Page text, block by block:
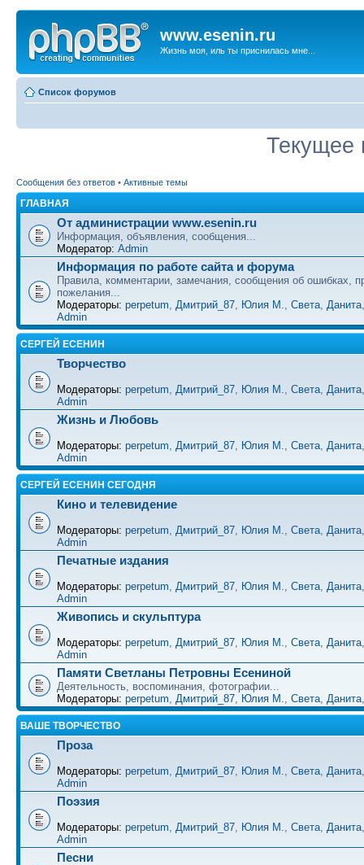
www.esenin.ru
Жизнь моя, иль ты приснилась мне...
Список форумов
Текущее
Сообщения без ответов • Активные темы
ГЛАВНАЯ
От администрации www.esenin.ru
Информация, объявления, сообщения...
Модератор: Admin
Информация по работе сайта и форума
Правила, комментарии, замечания, сообщения об ошибках,
пожелания...
Модераторы: perpetum, Дмитрий_87, Юлия М., Света, Данита
Admin
СЕРГЕЙ ЕСЕНИН
Творчество
Модераторы: perpetum, Дмитрий_87, Юлия М., Света, Данита
Admin
Жизнь и Любовь
Модераторы: perpetum, Дмитрий_87, Юлия М., Света, Данита
Admin
СЕРГЕЙ ЕСЕНИН СЕГОДНЯ
Кино и телевидение
Модераторы: perpetum, Дмитрий_87, Юлия М., Света, Данита
Admin
Печатные издания
Модераторы: perpetum, Дмитрий_87, Юлия М., Света, Данита
Admin
Живопись и скульптура
Модераторы: perpetum, Дмитрий_87, Юлия М., Света, Данита
Admin
Памяти Светланы Петровны Есениной
Деятельность, воспоминания, фотографии...
Модераторы: perpetum, Дмитрий_87, Юлия М., Света, Данита
ВАШЕ ТВОРЧЕСТВО
Проза
Модераторы: perpetum, Дмитрий_87, Юлия М., Света, Данита
Admin
Поэзия
Модераторы: perpetum, Дмитрий_87, Юлия М., Света, Данита
Admin
Песни